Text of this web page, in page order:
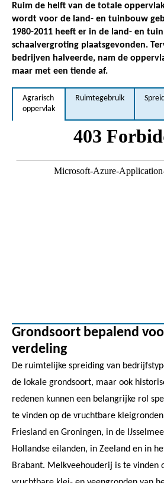
Ruim de helft van de totale
wordt voor de land- en tuinbouw
1980-2011 heeft er in de land- en
schaalvergroting plaatsgevonden.
bedrijven halveerde, nam de
maar met een tiende af.
Agrarisch
oppervlak
Ruimtegebruik
Grondsoort bepalend
verdeling
De ruimtelijke spreiding van
de lokale grondsoort, maar ook
redenen kunnen een belangrijke rol
te vinden op de vruchtbare
Friesland en Groningen, in de
Hollandse eilanden, in Zeeland en in
Brabant. Melkveehouderij is te vinden